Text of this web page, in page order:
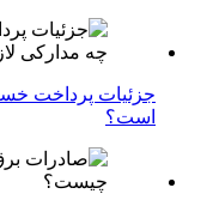
جزئیات پرداخت
است؟